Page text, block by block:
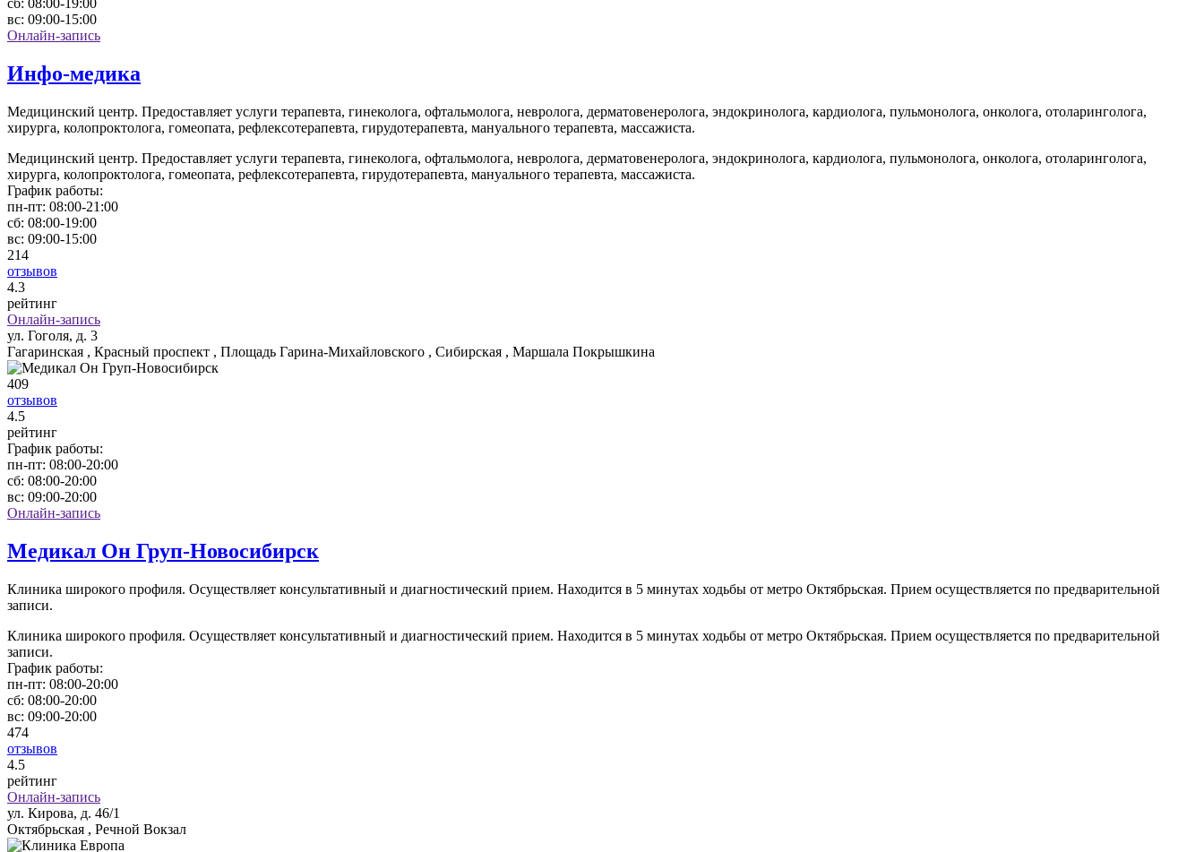
вс: 09:00-15:00
Онлайн-запись
Инфо-медика
Медицинский центр. Предоставляет услуги терапевта, гинеколога, офтальмолога, невролога, дерматовенеролога, эндокринолога, кардиолога, пульмонолога, онколога, отоларинголога,
хирурга, колопроктолога, гомеопата, рефлексотерапевта, гирудотерапевта, мануального терапевта, массажиста.
Медицинский центр. Предоставляет услуги терапевта, гинеколога, офтальмолога, невролога, дерматовенеролога, эндокринолога, кардиолога, пульмонолога, онколога, отоларинголога,
хирурга, колопроктолога, гомеопата, рефлексотерапевта, гирудотерапевта, мануального терапевта, массажиста.
График работы:
пн-пт: 08:00-21:00
сб: 08:00-19:00
вс: 09:00-15:00
214
отзывов
4.3
рейтинг
Онлайн-запись
ул. Гоголя, д. 3
Гагаринская , Красный проспект , Площадь Гарина-Михайловского , Сибирская , Маршала Покрышкина
409
отзывов
4.5
рейтинг
График работы:
пн-пт: 08:00-20:00
сб: 08:00-20:00
вс: 09:00-20:00
Онлайн-запись
Медикал Он Груп-Новосибирск
Клиника широкого профиля. Осуществляет консультативный и диагностический прием. Находится в 5 минутах ходьбы от метро Октябрьская. Прием осуществляется по предварительной
записи.
Клиника широкого профиля. Осуществляет консультативный и диагностический прием. Находится в 5 минутах ходьбы от метро Октябрьская. Прием осуществляется по предварительной
записи.
График работы:
пн-пт: 08:00-20:00
сб: 08:00-20:00
вс: 09:00-20:00
474
отзывов
4.5
рейтинг
Онлайн-запись
ул. Кирова, д. 46/1
Октябрьская , Речной Вокзал